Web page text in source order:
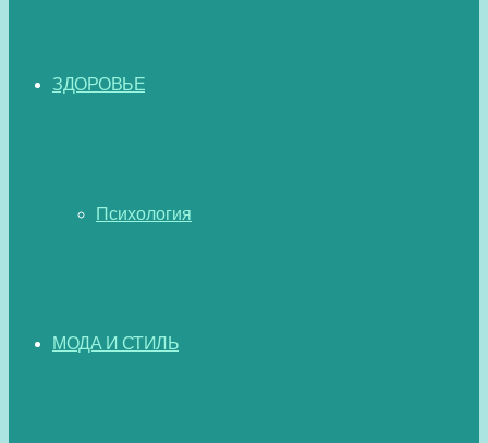
ЗДОРОВЬЕ
Психология
МОДА И СТИЛЬ